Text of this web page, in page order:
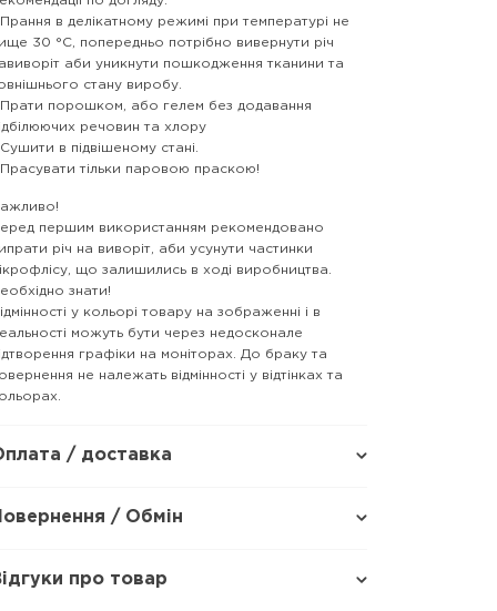
в делікатному режимі при температурі не
30 °C, попередньо потрібно вивернути річ
аби уникнути пошкодження тканини та
стану виробу.
порошком, або гелем без додавання
речовин та хлору
в підвішеному стані.
тільки паровою праскою!
першим використанням рекомендовано
річ на виворіт, аби усунути частинки
що залишились в ході виробництва.
знати!
у кольорі товару на зображенні і в
можуть бути через недосконале
графіки на моніторах. До браку та
не належать відмінності у відтінках та
/ доставка
/ Обмін
про товар